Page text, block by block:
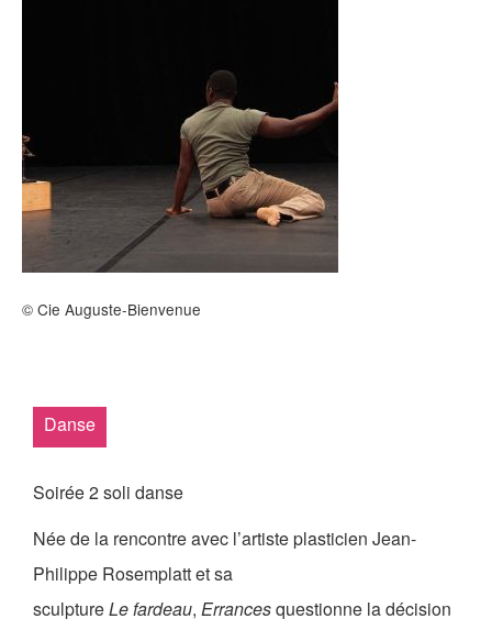
Prix littéraires
Auteurs en résidence
ACTIONS CULTURELLES
Les Zébrures du printemps
Maison des auteurs·rices
Archives numériques
© Cie Auguste-Bienvenue
Danse
Soirée 2 soli danse
Née de la rencontre avec l’artiste plasticien Jean-
Philippe Rosemplatt et sa
sculptureLe fardeau, Errancesquestionne la décision